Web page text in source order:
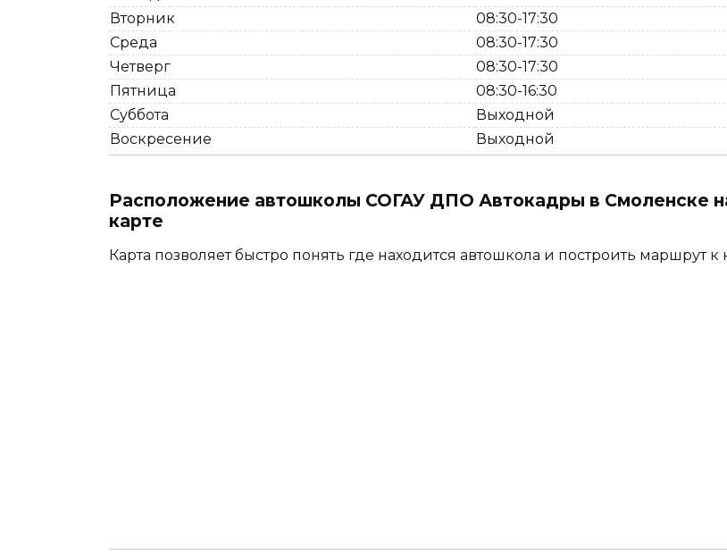
Вторник
08:30-17:30
Среда
08:30-17:30
Четверг
08:30-17:30
Пятница
08:30-16:30
Суббота
Выходной
Воскресение
Выходной
Расположение автошколы СОГАУ ДПО Автокадры в Смоленске
карте
Карта позволяет быстро понять где находится автошкола и построить маршрут к